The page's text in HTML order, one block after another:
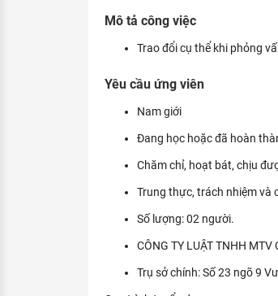
KHÁM PHÁ NGHỀ NGHIỆP
Kỹ năng nghề nghiệp
HƯỚNG NGHIỆP VIỆC LÀM
Đặc trưng từng nghề
Xu hướng việc làm
XÂY DỰNG VÀ PHÁT TRIỂN ĐỘI NGŨ
TUYỂN DỤNG VIỆC LÀM
Mô tả công việc
Trao đổi cụ thể khi phỏng
Yêu cầu ứng viên
Nam giới
Đang học hoặc đã hoàn
Chăm chỉ, hoạt bát, chịu
Trung thực, trách nhiệm và
Số lượng: 02 người.
CÔNG TY LUẬT TNHH MTV
Trụ sở chính: Số 23 ngõ 9